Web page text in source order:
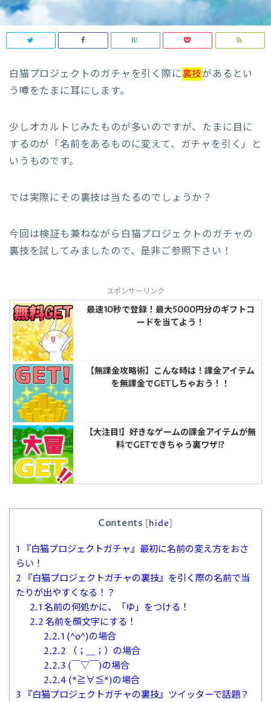
白猫プロジェクトのガチャを引く際に裏技があるとい
う噂をたまに耳にします。
少しオカルトじみたものが多いのですが、たまに目に
するのが「名前をあるものに変えて、ガチャを引く」と
いうものです。
では実際にその裏技は当たるのでしょうか？
今回は検証も兼ねながら白猫プロジェクトのガチャの
裏技を試してみましたので、是非ご参照下さい！
スポンサーリンク
最速10秒で登録！最大5000円分のギフトコ
ードを当てよう！
【無課金攻略術】こんな時は！課金アイテム
を無課金でGETしちゃおう！！
【大注目!】好きなゲームの課金アイテムが無
料でGETできちゃう裏ワザ!?
Contents [hide]
1 『白猫プロジェクトガチャ』最初に名前の変え方をおさ
らい！
2 『白猫プロジェクトガチャの裏技』を引く際の名前で当
たりが出やすくなる！？
2.1名前の何処かに、「ゆ」をつける！
2.2名前を顔文字にする！
2.2.1 (^o^)の場合
2.2.2 （；＿；）の場合
2.2.3 (￣▽￣)の場合
2.2.4 (*≧∀≦*)の場合
3 『白猫プロジェクトガチャの裏技』ツイッターで話題？